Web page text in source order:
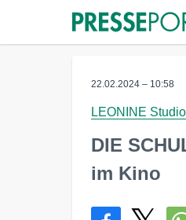
22.02.2024 – 10:58
LEONINE
DIE
im Kino